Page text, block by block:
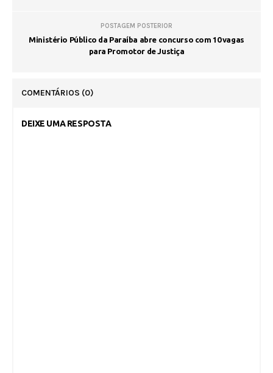
POSTAGEM POSTERIOR
Ministério Público da Paraíba abre concurso com 10 vagas
para Promotor de Justiça
COMENTÁRIOS (0)
DEIXE UMA RESPOSTA